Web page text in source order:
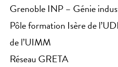
Grenoble INP – Génie
Pôle formation Isère de
de l’UIMM
Réseau GRETA